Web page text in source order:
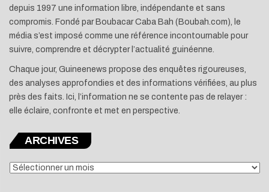
depuis 1997 une information libre, indépendante et sans
compromis. Fondé par Boubacar Caba Bah (Boubah.com), le
média s’est imposé comme une référence incontournable pour
suivre, comprendre et décrypter l’actualité guinéenne.
Chaque jour, Guineenews propose des enquêtes rigoureuses,
des analyses approfondies et des informations vérifiées, au plus
près des faits. Ici, l’information ne se contente pas de relayer :
elle éclaire, confronte et met en perspective.
ARCHIVES
ARCHIVES